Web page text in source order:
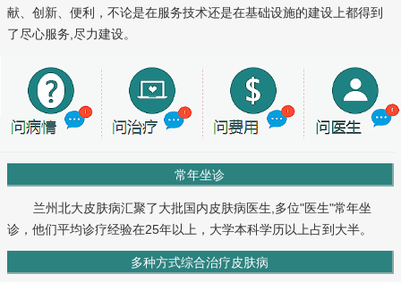
献、创新、便利，不论是在服务技术还是在基础设施的建设上都得到
了尽心服务,尽力建设。
常年坐诊
兰州北大皮肤病汇聚了大批国内皮肤病医生,多位"医生"常年坐
诊，他们平均诊疗经验在25年以上，大学本科学历以上占到大半。
多种方式综合治疗皮肤病